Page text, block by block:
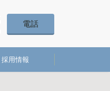
電話
採用情報